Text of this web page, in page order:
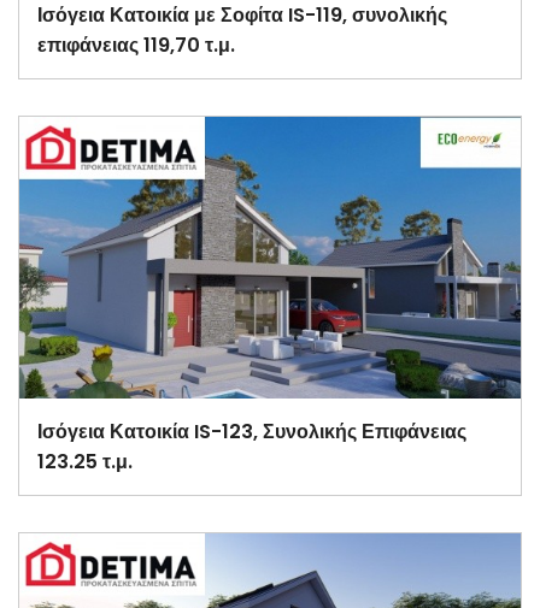
Ισόγεια Κατοικία με Σοφίτα IS-119, συνολικής
επιφάνειας 119,70 τ.μ.
Ισόγεια Κατοικία IS-123, Συνολικής Επιφάνειας
123.25 τ.μ.